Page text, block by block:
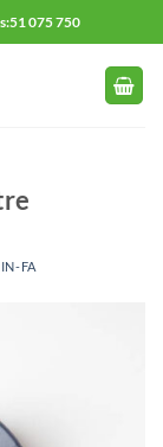
075 750
FA